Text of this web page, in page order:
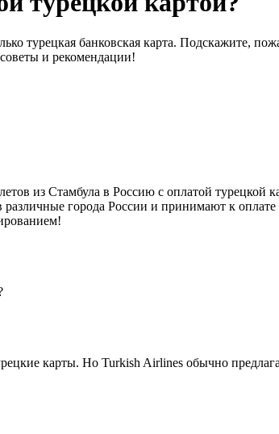
турецкая банковская карта. Подскажите,
и рекомендации!
из Стамбула в Россию с оплатой турецкой
города России и принимают к
карты. Но Turkish Airlines обычно